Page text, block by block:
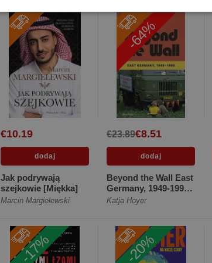
€10.19
Jak podrywają
szejkowie [Miękka]
Marcin Margielewski
-64%
€8.51
€23.89
Beyond the Wall East
Germany, 1949-1990
[Miękka]
Katja Hoyer
-17% -20%